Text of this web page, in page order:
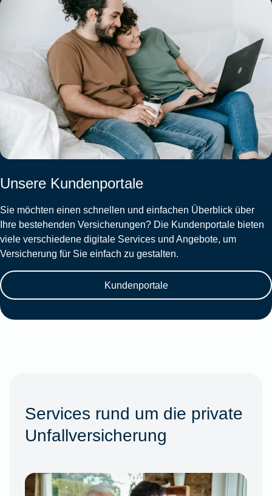
Unsere Kundenportale
Sie möchten einen schnellen und einfachen Überblick über
Ihre bestehenden Versicherungen? Die Kundenportale bieten
viele verschiedene digitale Services und Angebote, um
Versicherung für Sie einfach zu gestalten.
Kundenportale
Services rund um die private
Unfallversicherung